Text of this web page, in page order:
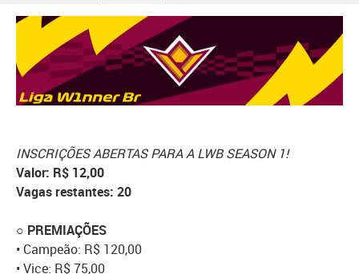
INSCRIÇÕES ABERTAS PARA A LWB SEASON 1!
Valor: R$ 12,00
Vagas restantes: 20
○ PREMIAÇÕES
• Campeão: R$ 120,00
• Vice: R$ 75,00